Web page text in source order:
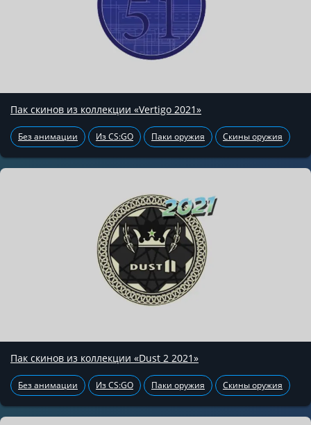
Пак скинов из коллекции «Vertigo 2021»
Без анимации Из CS:GO Паки оружия Скины оружия
Пак скинов из коллекции «Dust 2 2021»
Без анимации Из CS:GO Паки оружия Скины оружия